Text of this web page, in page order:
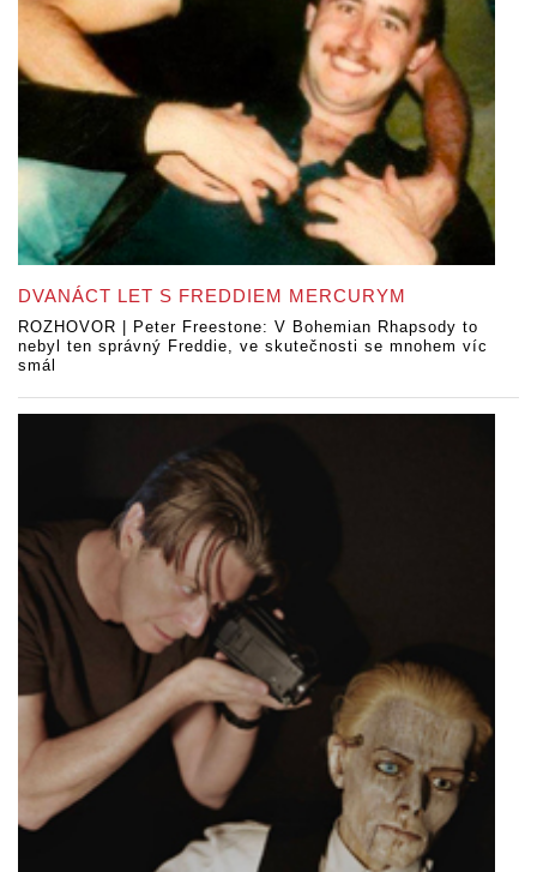
DVANÁCT LET S FREDDIEM MERCURYM
ROZHOVOR | Peter Freestone: V Bohemian Rhapsody to
nebyl ten správný Freddie, ve skutečnosti se mnohem víc
smál